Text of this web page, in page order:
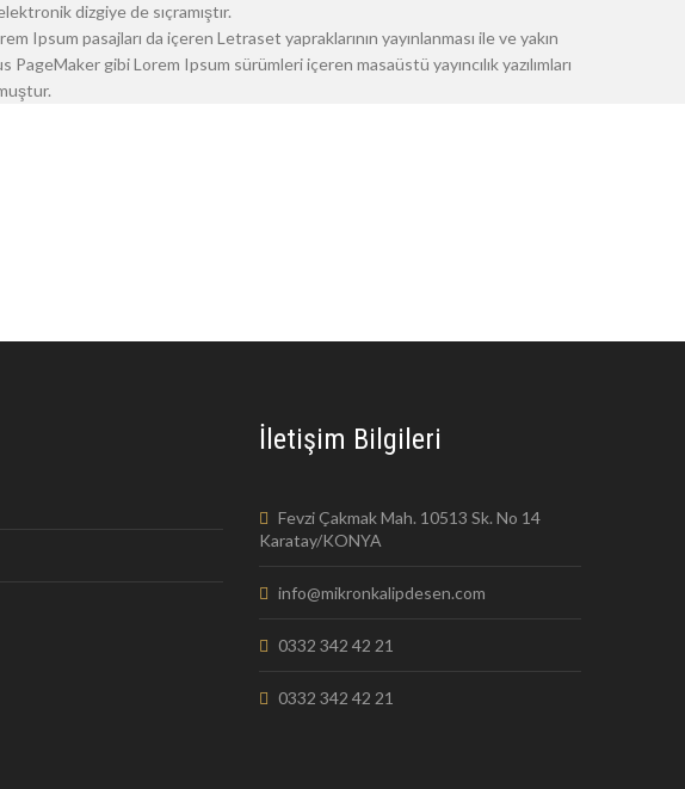
dizgiye de sıçramıştır.
Ipsum pasajları da içeren Letraset yapraklarının yayınlanması ile ve yakın
PageMaker gibi Lorem Ipsum sürümleri içeren masaüstü yayıncılık yazılımları
İletişim Bilgileri
Fevzi Çakmak Mah. 10513 Sk. No 14
Karatay/KONYA
info@mikronkalipdesen.com
0332 342 42 21
0332 342 42 21